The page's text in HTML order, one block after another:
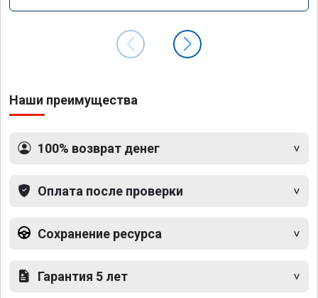
Наши преимущества
100% возврат денег
Оплата после проверки
Сохранение ресурса
Гарантия 5 лет